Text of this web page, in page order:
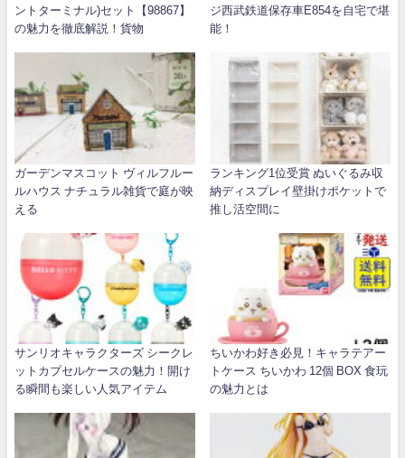
ントターミナル)セット【98867】
の魅力を徹底解説！貨物
ジ西武鉄道保存車E854を自宅で堪
能！
ガーデンマスコット ヴィルフルー
ルハウス ナチュラル雑貨で庭が映
える
ランキング1位受賞 ぬいぐるみ収
納ディスプレイ壁掛けポケットで
推し活空間に
サンリオキャラクターズ シークレ
ットカプセルケースの魅力！開け
る瞬間も楽しい人気アイテム
ちいかわ好き必見！キャラテアー
トケース ちいかわ 12個 BOX 食玩
の魅力とは